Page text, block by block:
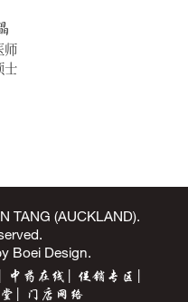
师
士
TANG (AUCKLAND).
Boei Design.
中药在线
促销专区
门店网络